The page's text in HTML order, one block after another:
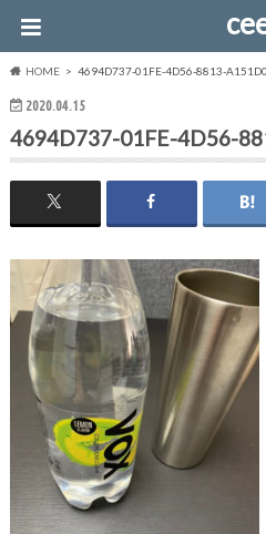
HOME 4694D737-01FE-4D56-8813-
2020.04.15
4694D737-01FE-4D56-